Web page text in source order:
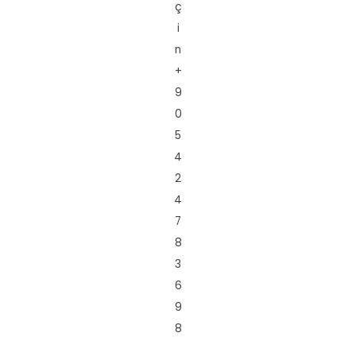
ç
i
n
+
9
0
5
4
2
4
7
8
3
6
9
8